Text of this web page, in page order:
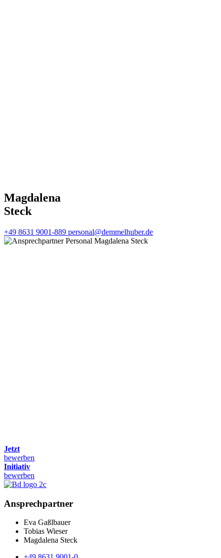
Magdalena
Steck
+49 8631 9001-889 personal@demmelhuber.de
Jetzt
bewerben
Initiativ
bewerben
Ansprechpartner
Eva Gaßlbauer
Tobias Wieser
Magdalena Steck